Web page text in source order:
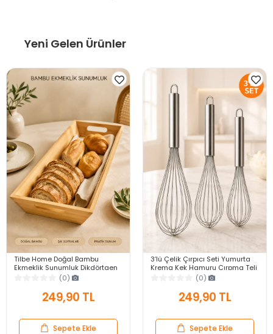
Yeni Gelen Ürünler
Tilbe Home Doğal Bambu
Ekmeklik Sunumluk Dikdörtgen
Kahvaltı ve Servis Sepeti
(0)
249,90 TL
Sepete Ekle
3’lü Çelik Çırpıcı Seti Yumurta
Krema Kek Hamuru Çırpma Teli
Pratik Sos Karıştırıcı Mutfak Teli
(0)
249,90 TL
Sepete Ekle